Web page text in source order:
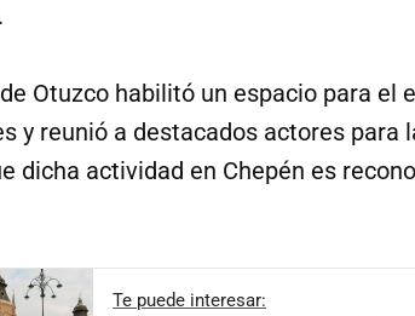
Otuzco habilitó un espacio para el
y reunió a destacados actores para
dicha actividad en Chepén es
Te puede interesar: